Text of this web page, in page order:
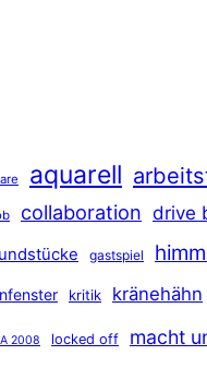
aquarell
collaboration drive
gastspiel
kritik kränehähn
2008 locked off macht